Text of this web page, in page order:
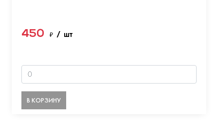
450 ₽ / шт
В КОРЗИНУ